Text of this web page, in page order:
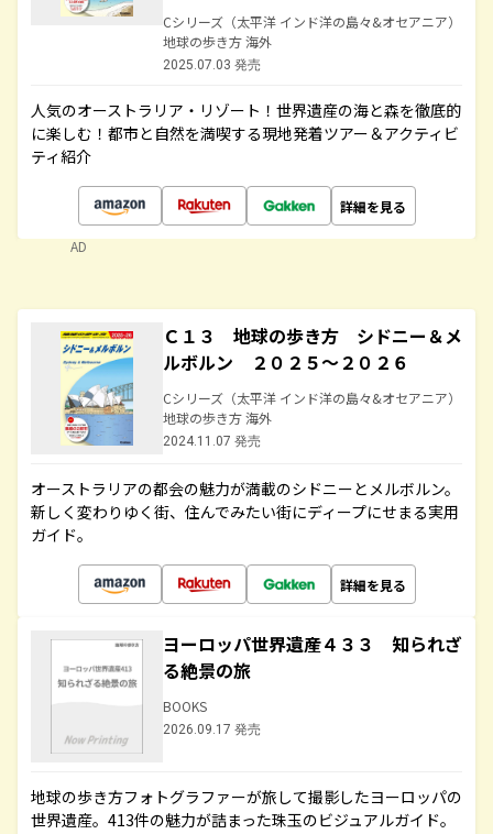
Cシリーズ（太平洋 インド洋の島々&オセアニア）
地球の歩き方 海外
2025.07.03 発売
人気のオーストラリア・リゾート！世界遺産の海と森を徹底的
に楽しむ！都市と自然を満喫する現地発着ツアー＆アクティビ
ティ紹介
詳細を見る
AD
Ｃ１３ 地球の歩き方 シドニー＆メ
ルボルン ２０２５～２０２６
Cシリーズ（太平洋 インド洋の島々&オセアニア）
地球の歩き方 海外
2024.11.07 発売
オーストラリアの都会の魅力が満載のシドニーとメルボルン。
新しく変わりゆく街、住んでみたい街にディープにせまる実用
ガイド。
詳細を見る
ヨーロッパ世界遺産４３３ 知られざ
る絶景の旅
BOOKS
2026.09.17 発売
地球の歩き方フォトグラファーが旅して撮影したヨーロッパの
世界遺産。413件の魅力が詰まった珠玉のビジュアルガイド。